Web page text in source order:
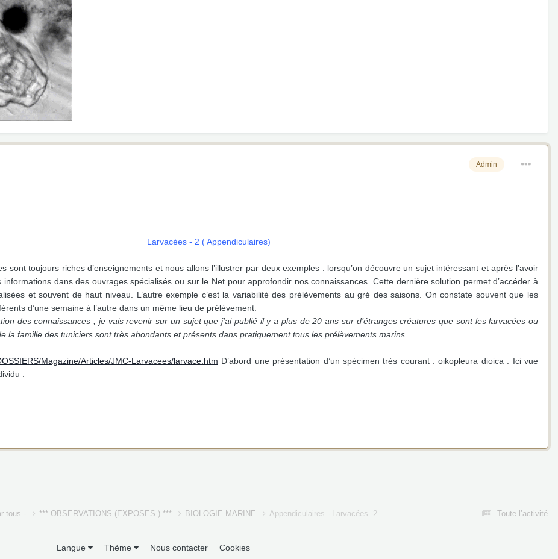
Admin
Larvacées - 2 ( Appendiculaires)
sont toujours riches d’enseignements et nous allons l’illustrer par deux exemples : lorsqu’on découvre un sujet intéressant et après l’avoir
dans des ouvrages spécialisés ou sur le Net pour approfondir nos connaissances. Cette dernière solution permet d’accéder à
et souvent de haut niveau. L’autre exemple c’est la variabilité des prélèvements au gré des saisons. On constate souvent que les
d’une semaine à l’autre dans un même lieu de prélèvement.
des connaissances , je vais revenir sur un sujet que j’ai publié il y a plus de 20 ans sur d’étranges créatures que sont les larvacées ou
la famille des tuniciers sont très abondants et présents dans pratiquement tous les prélèvements marins.
Magazine/Articles/JMC-Larvacees/larvace.htm D’abord une présentation d’un spécimen très courant : oikopleura dioica . Ici vue
:
Toute l’activité
tous - *** OBSERVATIONS (EXPOSES ) *** BIOLOGIE MARINE Appendiculaires - Larvacées -2
Langue Thème Nous contacter Cookies